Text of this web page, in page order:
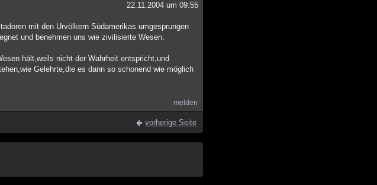
22.11.2004 um 09:55
mit den Urvölkern Südamerikas umgesprungen
und benehmen uns wie zivilisierte Wesen.
hält,weils nicht der Wahrheit entspricht,und
Gelehrte,die es dann so schonend wie möglich
melden
vorherige Seite